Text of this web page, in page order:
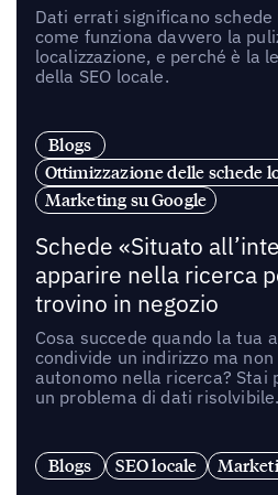
Dati errati significano schede
come funziona davvero la
localizzazione, e perché è la
della SEO locale.
Blogs
Ottimizzazione delle schede
Marketing su Google
Schede «Situato
apparire nella ricerca
trovino in negozio
Cosa succede quando la tua
condivide un indirizzo ma
autonomo nella ricerca? Stai
un problema di dati risolvibile.
Blogs SEO locale